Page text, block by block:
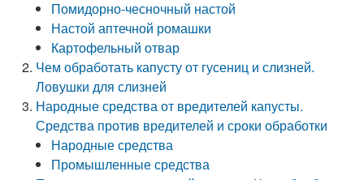
Помидорно-чесночный настой
Настой аптечной ромашки
Картофельный отвар
Чем обработать капусту от гусениц и слизней.
Ловушки для слизней
Народные средства от вредителей капусты.
Средства против вредителей и сроки обработки
Народные средства
Промышленные средства